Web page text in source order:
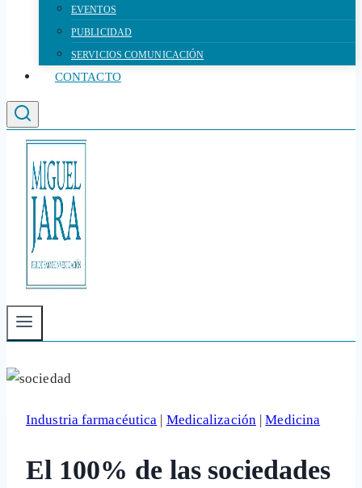
EVENTOS
PUBLICIDAD
SERVICIOS COMUNICACIÓN
CONTACTO
Industria farmacéutica Medicalización |Medicina
El 100% de las sociedades